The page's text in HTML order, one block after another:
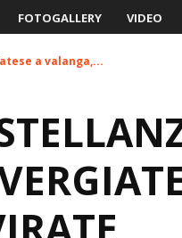
FOTOGALLERY VIDEO
a valanga,...